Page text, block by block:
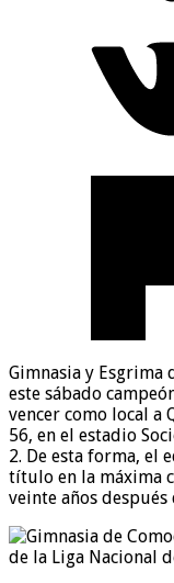
Gimnasia y Esgrima
este sábado
vencer como local a
56, en el estadio
2. De esta forma, el
título en la máxima
veinte años